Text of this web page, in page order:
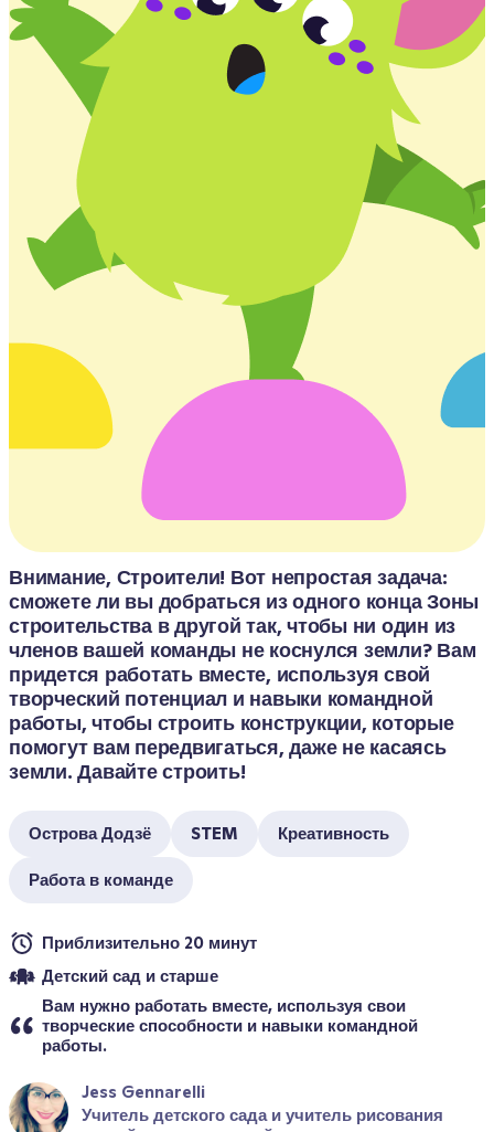
Внимание, Строители! Вот непростая задача:
сможете ли вы добраться из одного конца Зоны
строительства в другой так, чтобы ни один из
членов вашей команды не коснулся земли? Вам
придется работать вместе, используя свой
творческий потенциал и навыки командной
работы, чтобы строить конструкции, которые
помогут вам передвигаться, даже не касаясь
земли. Давайте строить!
Острова Додзё STEM Креативность
Работа в команде
Приблизительно 20 минут
Детский сад и старше
Вам нужно работать вместе, используя свои
творческие способности и навыки командной
работы.
Jess Gennarelli
Учитель детского сада и учитель рисования